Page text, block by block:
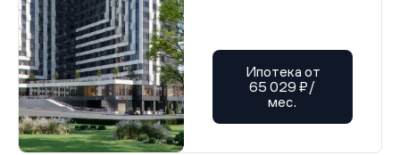
Ипотека от
65 029 ₽/
мес.